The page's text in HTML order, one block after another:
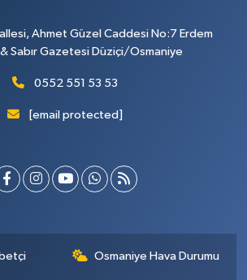
Ahmet Güzel Caddesi No:7 Erdem
Sabır Gazetesi Düziçi/Osmaniye
0552 551 53 53
[email protected]
Osmaniye Hava Durumu